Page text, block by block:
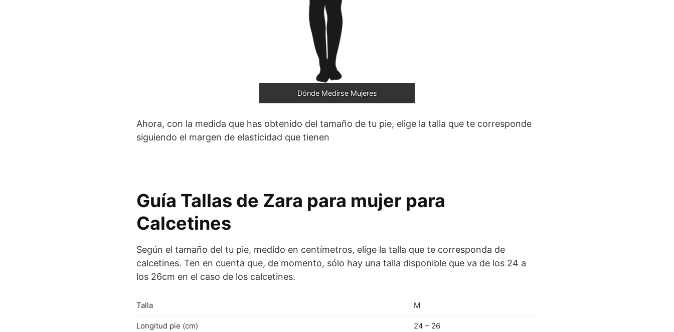
Dónde Medirse Mujeres
Ahora, con la medida que has obtenido del tamaño de tu pie, elige la talla que te corresponde
siguiendo el margen de elasticidad que tienen
Guía Tallas de Zara para mujer para
Calcetines
Según el tamaño del tu pie, medido en centímetros, elige la talla que te corresponda de
calcetines. Ten en cuenta que, de momento, sólo hay una talla disponible que va de los 24 a
los 26cm en el caso de los calcetines.
Talla M
Longitud pie (cm) 24 – 26